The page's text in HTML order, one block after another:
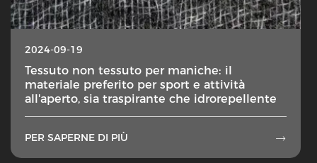
2024-09-19
Tessuto non tessuto per maniche: il
materiale preferito per sport e attività
all'aperto, sia traspirante che idrorepellente
PER SAPERNE DI PIÙ 